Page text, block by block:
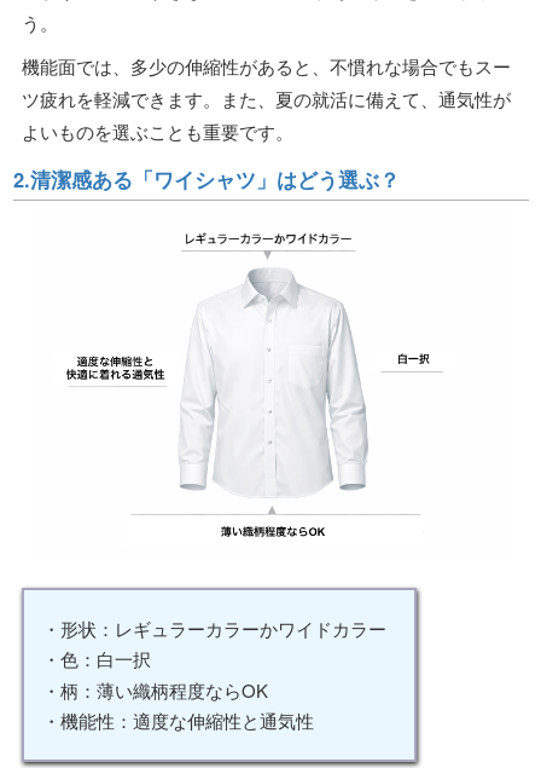
う。
機能面では、多少の伸縮性があると、不慣れな場合でもスー
ツ疲れを軽減できます。また、夏の就活に備えて、通気性が
よいものを選ぶことも重要です。
2.清潔感ある「ワイシャツ」はどう選ぶ？
・形状：レギュラーカラーかワイドカラー
・色：白一択
・柄：薄い織柄程度ならOK
・機能性：適度な伸縮性と通気性